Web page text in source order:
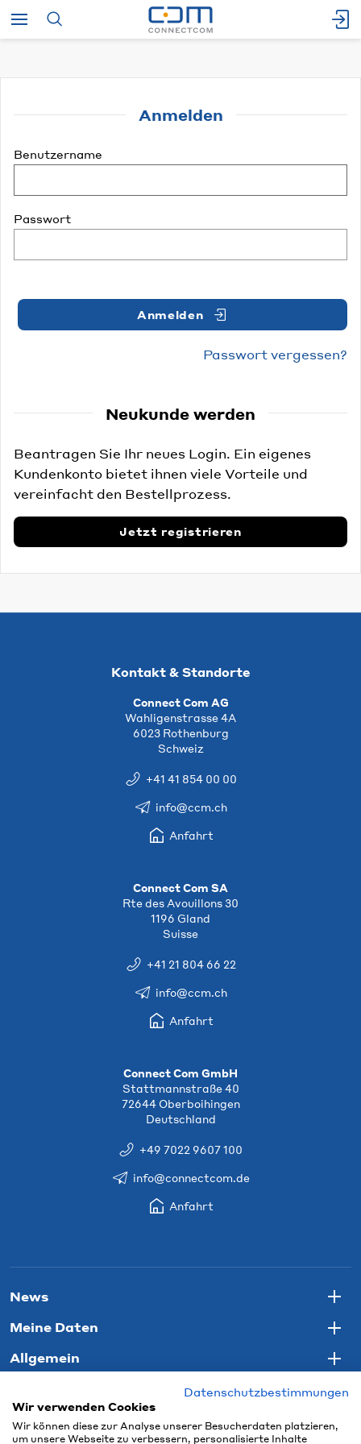
Anmelden
Benutzername
Passwort
Anmelden
Passwort vergessen?
Neukunde werden
Beantragen Sie Ihr neues Login. Ein eigenes
Kundenkonto bietet ihnen viele Vorteile und
vereinfacht den Bestellprozess.
Jetzt registrieren
Kontakt & Standorte
Connect Com AG
Wahligenstrasse 4A
6023 Rothenburg
Schweiz
+41 41 854 00 00
info@ccm.ch
Anfahrt
Connect Com SA
Rte des Avouillons 30
1196 Gland
Suisse
+41 21 804 66 22
info@ccm.ch
Anfahrt
Connect Com GmbH
Stattmannstraße 40
72644 Oberboihingen
Deutschland
+49 7022 9607 100
info@connectcom.de
Anfahrt
News
Meine Daten
Allgemein
Datenschutzbestimmungen
Wir verwenden Cookies
Wir können diese zur Analyse unserer Besucherdaten platzieren,
um unsere Webseite zu verbessern, personalisierte Inhalte